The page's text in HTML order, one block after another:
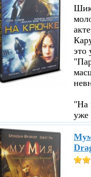
это
"На
уже